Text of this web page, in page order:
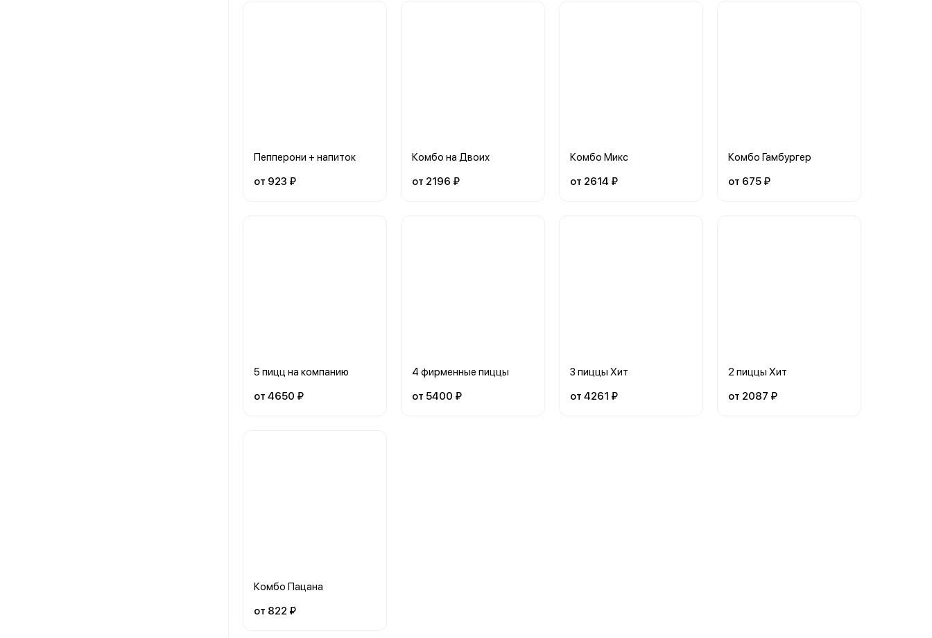
Пепперони + напиток
от 923 ₽
Комбо на Двоих
от 2196 ₽
Комбо Микс
от 2614 ₽
Комбо Гамбургер
от 675 ₽
5 пицц на компанию
от 4650 ₽
4 фирменные пиццы
от 5400 ₽
3 пиццы Хит
от 4261 ₽
2 пиццы Хит
от 2087 ₽
Комбо Пацана
от 822 ₽